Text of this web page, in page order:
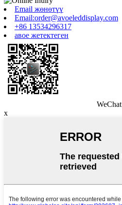
Email жөнөтүү
Email:order@avoeleddisplay.com
+86 13534296317
авое жетектеген
WeChat
x